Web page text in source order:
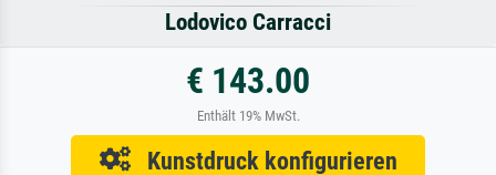
Lodovico Carracci
€ 143.00
Enthält 19% MwSt.
Kunstdruck konfigurieren